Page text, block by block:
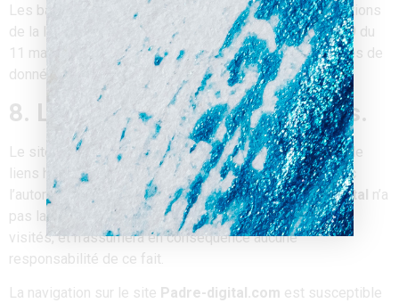
Les bases de données sont protégées par les dispositions
de la loi du 1er juillet 1998 transposant la directive 96/9 du
11 mars 1996 relative à la protection juridique des bases de
données.
8. Liens hypertextes et cookies.
Le site Padre-digital.com contient un certain nombre de
liens hypertextes vers d’autres sites, mis en place avec
l’autorisation de
Padre-Digital. Cependant,Padre-Digital n’a
pas la possibilité de vérifier le contenu des sites ainsi
visités, et n’assumera en conséquence aucune
responsabilité de ce fait.
La navigation sur le site Padre-digital.com est susceptible